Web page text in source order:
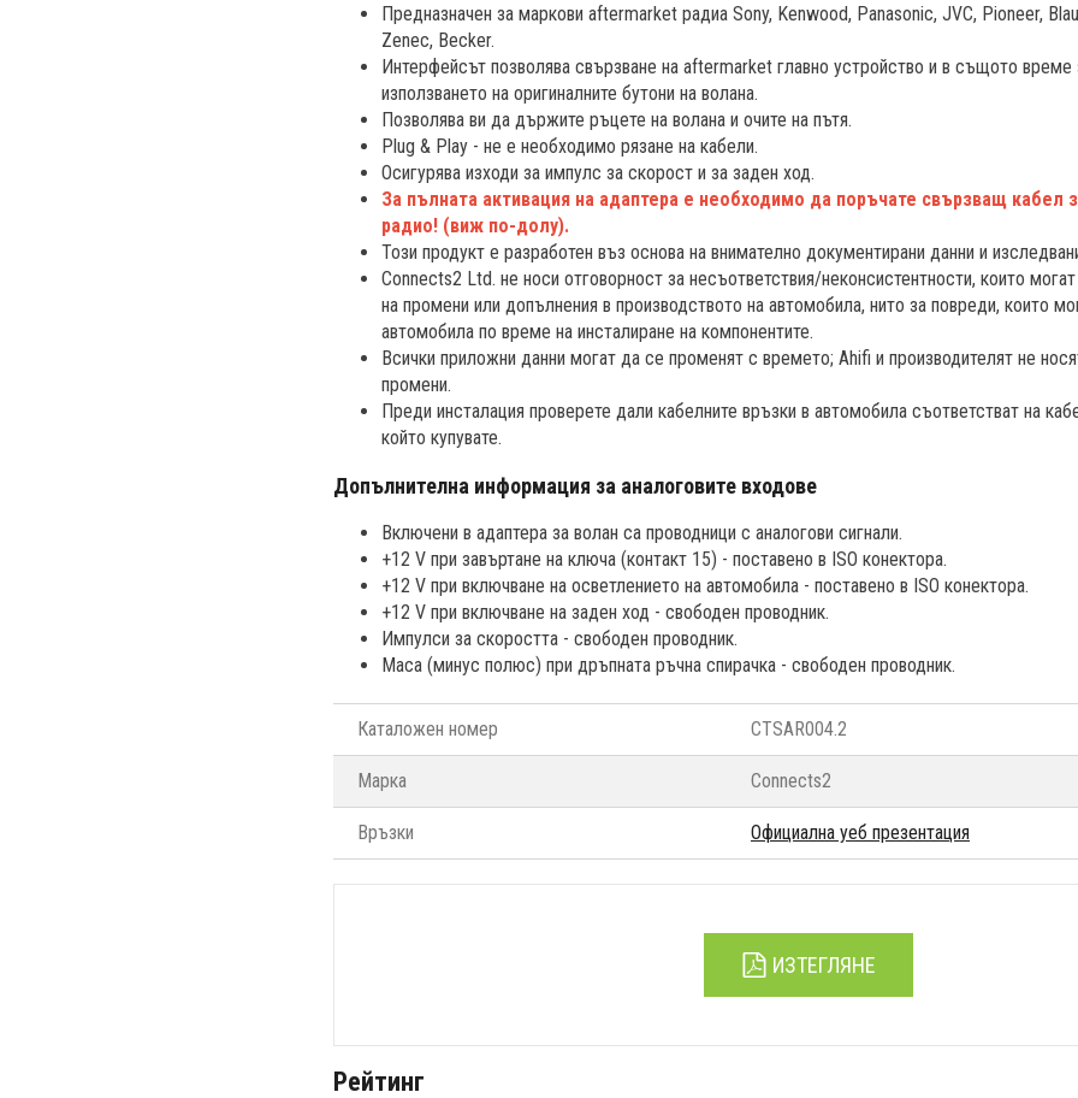
Предназначен за маркови aftermarket радиа Sony, Kenwood, Panasonic, JVC, Pioneer,
Zenec, Becker.
Интерфейсът позволява свързване на aftermarket главно устройство и в същото време
използването на оригиналните бутони на волана.
Позволява ви да държите ръцете на волана и очите на пътя.
Plug & Play - не е необходимо рязане на кабели.
Осигурява изходи за импулс за скорост и за заден ход.
За пълната активация на адаптера е необходимо да поръчате свързващ кабел
радио! (виж по-долу).
Този продукт е разработен въз основа на внимателно документирани данни и
Connects2 Ltd. не носи отговорност за несъответствия/неконсистентности, които
на промени или допълнения в производството на автомобила, нито за повреди, които
автомобила по време на инсталиране на компонентите.
Всички приложни данни могат да се променят с времето; Ahifi и производителят не
промени.
Преди инсталация проверете дали кабелните връзки в автомобила съответстват на
който купувате.
Допълнителна информация за аналоговите входове
Включени в адаптера за волан са проводници с аналогови сигнали.
+12 V при завъртане на ключа (контакт 15) - поставено в ISO конектора.
+12 V при включване на осветлението на автомобила - поставено в ISO конектора.
+12 V при включване на заден ход - свободен проводник.
Импулси за скоростта - свободен проводник.
Маса (минус полюс) при дръпната ръчна спирачка - свободен проводник.
Каталожен номер CTSAR004.2
Марка Connects2
Връзки Официална уеб презентация
ИЗТЕГЛЯНЕ
Рейтинг